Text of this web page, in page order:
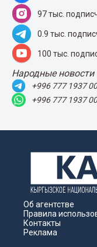
97 тыс.
0.9 тыс.
100 тыс.
Народные новости
+996 777 1937 00
+996 777 1937 00
Об агентстве
Правила
Контакты
Реклама